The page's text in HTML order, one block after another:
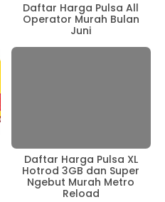
Daftar Harga Pulsa All
Operator Murah Bulan
Juni
Daftar Harga Pulsa XL
Hotrod 3GB dan Super
Ngebut Murah Metro
Reload